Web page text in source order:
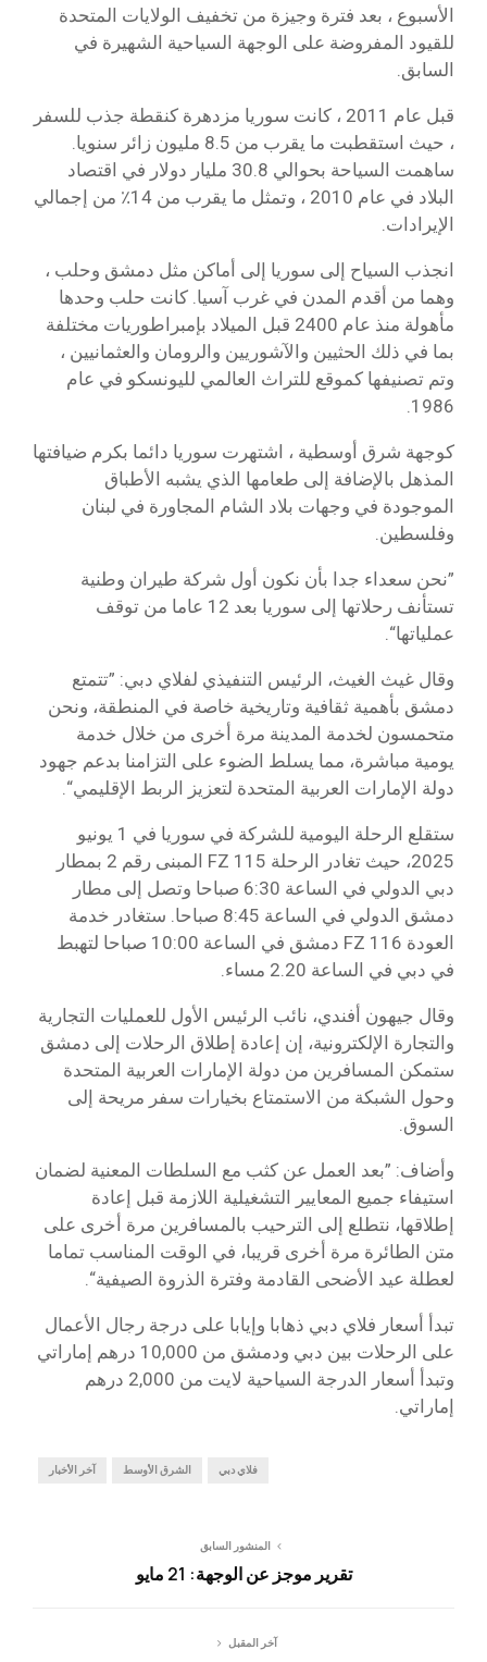
الأسبوع ، بعد فترة وجيزة من تخفيف الولايات المتحدة
للقيود المفروضة على الوجهة السياحية الشهيرة في
السابق.
قبل عام 2011 ، كانت سوريا مزدهرة كنقطة جذب للسفر
، حيث استقطبت ما يقرب من 8.5 مليون زائر سنويا.
ساهمت السياحة بحوالي 30.8 مليار دولار في اقتصاد
البلاد في عام 2010 ، وتمثل ما يقرب من 14٪ من إجمالي
الإيرادات.
انجذب السياح إلى سوريا إلى أماكن مثل دمشق وحلب ،
وهما من أقدم المدن في غرب آسيا. كانت حلب وحدها
مأهولة منذ عام 2400 قبل الميلاد بإمبراطوريات مختلفة
بما في ذلك الحثيين والآشوريين والرومان والعثمانيين ،
وتم تصنيفها كموقع للتراث العالمي لليونسكو في عام
1986.
كوجهة شرق أوسطية ، اشتهرت سوريا دائما بكرم ضيافتها
المذهل بالإضافة إلى طعامها الذي يشبه الأطباق
الموجودة في وجهات بلاد الشام المجاورة في لبنان
وفلسطين.
”نحن سعداء جدا بأن نكون أول شركة طيران وطنية
تستأنف رحلاتها إلى سوريا بعد 12 عاما من توقف
عملياتها“.
وقال غيث الغيث، الرئيس التنفيذي لفلاي دبي: ”تتمتع
دمشق بأهمية ثقافية وتاريخية خاصة في المنطقة، ونحن
متحمسون لخدمة المدينة مرة أخرى من خلال خدمة
يومية مباشرة، مما يسلط الضوء على التزامنا بدعم جهود
دولة الإمارات العربية المتحدة لتعزيز الربط الإقليمي“.
ستقلع الرحلة اليومية للشركة في سوريا في 1 يونيو
2025، حيث تغادر الرحلة FZ 115 المبنى رقم 2 بمطار
دبي الدولي في الساعة 6:30 صباحا وتصل إلى مطار
دمشق الدولي في الساعة 8:45 صباحا. ستغادر خدمة
العودة FZ 116 دمشق في الساعة 10:00 صباحا لتهبط
في دبي في الساعة 2.20 مساء.
وقال جيهون أفندي، نائب الرئيس الأول للعمليات التجارية
والتجارة الإلكترونية، إن إعادة إطلاق الرحلات إلى دمشق
ستمكن المسافرين من دولة الإمارات العربية المتحدة
وحول الشبكة من الاستمتاع بخيارات سفر مريحة إلى
السوق.
وأضاف: ”بعد العمل عن كثب مع السلطات المعنية لضمان
استيفاء جميع المعايير التشغيلية اللازمة قبل إعادة
إطلاقها، نتطلع إلى الترحيب بالمسافرين مرة أخرى على
متن الطائرة مرة أخرى قريبا، في الوقت المناسب تماما
لعطلة عيد الأضحى القادمة وفترة الذروة الصيفية“.
تبدأ أسعار فلاي دبي ذهابا وإيابا على درجة رجال الأعمال
على الرحلات بين دبي ودمشق من 10,000 درهم إماراتي
وتبدأ أسعار الدرجة السياحية لايت من 2,000 درهم
إماراتي.
آخر الأخبار الشرق الأوسط فلاي دبي
المنشور السابق
تقرير موجز عن الوجهة: 21 مايو
آخر المقبل